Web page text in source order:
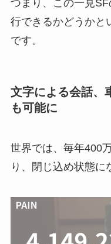
つまり、この一見
行できるかどうかと
です。
文字による会話、
も可能に
世界では、毎年400
り、閉じ込め状態に